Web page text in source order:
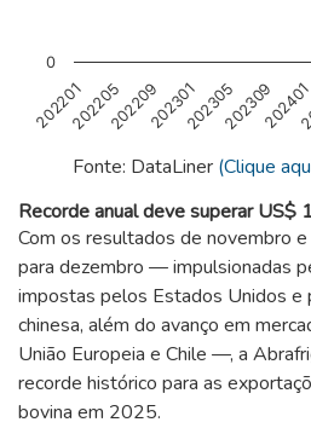
202201202205202209202301202305202309
0
End of interactive chart.
Fonte: DataLiner (Clique
Recorde anual deve superar US$
Com os resultados de novembro
para dezembro — impulsionadas
impostas pelos Estados Unidos e
chinesa, além do avanço em
União Europeia e Chile —, a
recorde histórico para as
bovina em 2025.